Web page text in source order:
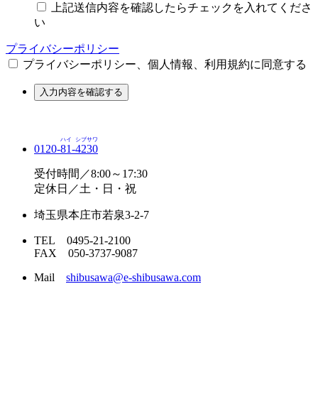
上記送信内容を確認したらチェックを入れてくださ
い
プライバシーポリシー
プライバシーポリシー、個人情報、利用規約に同意する
入力内容を確認する
0120-81
ハイ
-4230
シブサワ
受付時間／8:00～17:30
定休日／土・日・祝
埼玉県本庄市若泉3-2-7
TEL 0495-21-2100
FAX 050-3737-9087
Mail shibusawa@e-shibusawa.com